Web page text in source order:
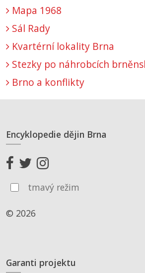
Mapa 1968
Sál Rady
Kvartérní lokality Brna
Stezky po náhrobcích
Brno a konflikty
Encyklopedie dějin Brna
tmavý režim
© 2026
Garanti projektu